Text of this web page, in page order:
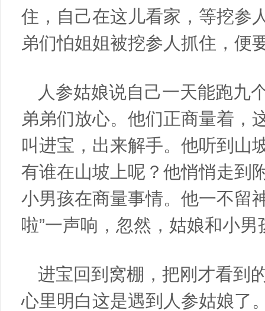
住，自己在这儿看家，等挖参
弟们怕姐姐被挖参人抓住，便
人参姑娘说自己一天能跑九
弟弟们放心。他们正商量着，
叫进宝，出来解手。他听到山
有谁在山坡上呢？他悄悄走到
小男孩在商量事情。他一不留
啦”一声响，忽然，姑娘和小
进宝回到窝棚，把刚才看到
心里明白这是遇到人参姑娘了